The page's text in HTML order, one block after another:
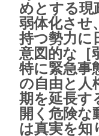
めとする現
弱体化させ
持つ勢力に
意図的な［
特に緊急事
の自由と人
期を延長す
開く危険な
は真実を知